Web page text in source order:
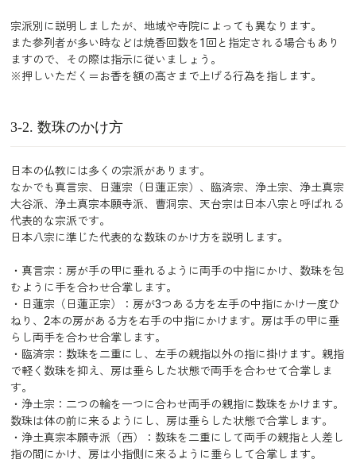
宗派別に説明しましたが、地域や寺院によっても異なります。
また参列者が多い時などは焼香回数を1回と指定される場合もあり
ますので、その際は指示に従いましょう。
※押しいただく＝お香を額の高さまで上げる行為を指します。
3-2. 数珠のかけ方
日本の仏教には多くの宗派があります。
なかでも真言宗、日蓮宗（日蓮正宗）、臨済宗、浄土宗、浄土真宗
大谷派、浄土真宗本願寺派、曹洞宗、天台宗は日本八宗と呼ばれる
代表的な宗派です。
日本八宗に準じた代表的な数珠のかけ方を説明します。
・真言宗：房が手の甲に垂れるように両手の中指にかけ、数珠を包
むように手を合わせ合掌します。
・日蓮宗（日蓮正宗）：房が3つある方を左手の中指にかけ一度ひ
ねり、2本の房がある方を右手の中指にかけます。房は手の甲に垂
らし両手を合わせ合掌します。
・臨済宗：数珠を二重にし、左手の親指以外の指に掛けます。親指
で軽く数珠を抑え、房は垂らした状態で両手を合わせて合掌しま
す。
・浄土宗：二つの輪を一つに合わせ両手の親指に数珠をかけます。
数珠は体の前に来るようにし、房は垂らした状態で合掌します。
・浄土真宗本願寺派（西）：数珠を二重にして両手の親指と人差し
指の間にかけ、房は小指側に来るように垂らして合掌します。